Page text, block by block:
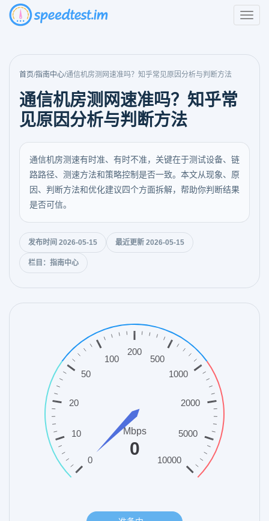
首页/指南中心/通信机房测网速准吗？知乎常见原因分析与判断方法
通信机房测网速准吗？知乎常
见原因分析与判断方法
通信机房测速有时准、有时不准，关键在于测试设备、链
路路径、测速方法和策略控制是否一致。本文从现象、原
因、判断方法和优化建议四个方面拆解，帮助你判断结果
是否可信。
发布时间 2026-05-15 最近更新 2026-05-15
栏目：指南中心